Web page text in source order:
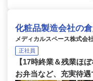
化粧品製造会社の
メディカルスペース株式会
正社員
【17時終業＆残業ほ
お弁当など、充実待遇